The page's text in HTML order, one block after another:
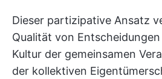
Dieser partizipative Ansatz
Qualität von
Kultur der gemeinsamen
der kollektiven